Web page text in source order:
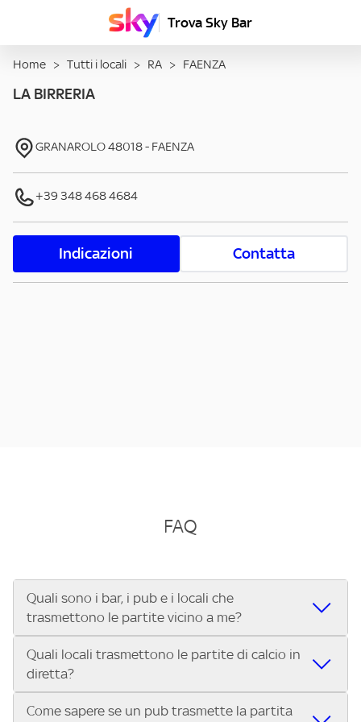
Trova Sky Bar
Home > Tutti i locali > RA > FAENZA
LA BIRRERIA
GRANAROLO48018- FAENZA
+39 348 468 4684
Indicazioni Contatta
FAQ
Quali sono i bar, i pub e i locali che
trasmettono le partite vicino a me?
Se cerchi un bar, pub, ristorante o locale vicino a te per
vedere le partite di Serie A ENILIVE, la Serie C Sky Wifi, la
UEFA Champions League, la UEFA Europa League, la UEFA
Conference League, il Tennis, la Formula 1®, la MotoGP™ e
Quali locali trasmettono le partite di calcio in
diretta?
Vuoi sapere quali bar, pub o ristoranti mostrano le partite
Come sapere se un pub trasmette la partita